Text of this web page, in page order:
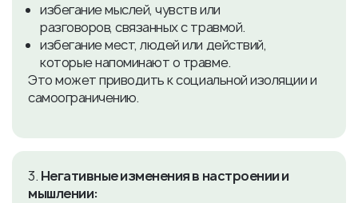
избегание мыслей, чувств или
разговоров, связанных с травмой.
избегание мест, людей или действий,
которые напоминают о травме.
Это может приводить к социальной изоляции и
самоограничению.
3. Негативные изменения в настроении и
мышлении: